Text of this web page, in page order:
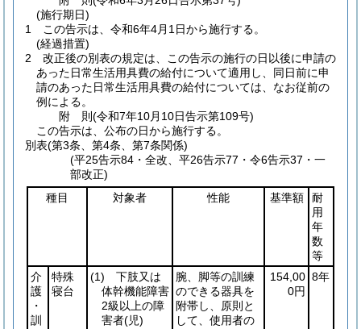
(施行期日)
1
この告示は、令和6年4月1日から施行する。
(経過措置)
2
改正後の別表の規定は、この告示の施行の日以後に申請の
あった日常生活用具費の給付について適用し、同日前に申
請のあった日常生活用具費の給付については、なお従前の
例による。
附 則(令和7年10月10日告示第109号)
この告示は、公布の日から施行する。
別表(第3条、第4条、第7条関係)
(平25告示84・全改、平26告示77・令6告示37・一
部改正)
種目
対象者 性能 基準額
耐
用
年
数
等
介
護
・
訓
特殊
寝台
(1) 下肢又は
体幹機能障害
2級以上の障
害者(児)
腕、脚等の訓練
のできる器具を
附帯し、原則と
して、使用者の
154,00
0円
8年